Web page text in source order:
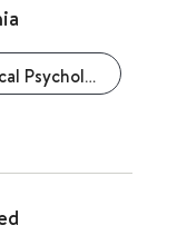
British Journal of Clinical Psychology